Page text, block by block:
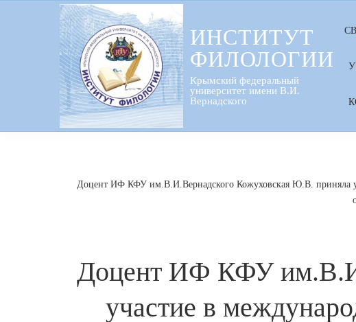
ИНСТИТУТ
ФИЛОЛОГИИ
Крымский федеральный
университет имени В.И.
Вернадского
Доцент ИФ КФУ им.В.И.Вернадского Кожуховская Ю.В. приняла
Доцент ИФ КФУ
участие в